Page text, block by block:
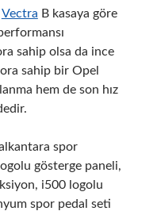
Vectra B kasaya göre
sahip olsa da ince
sahip bir Opel
hem de son hız
spor
gösterge paneli,
i500 logolu
spor pedal seti